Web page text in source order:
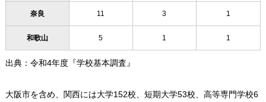
奈良 11 3 1
和歌山 5 1 1
出典：令和4年度『学校基本調査』
大阪市を含め、関西には大学152校、短期大学53校、高等専門学校6